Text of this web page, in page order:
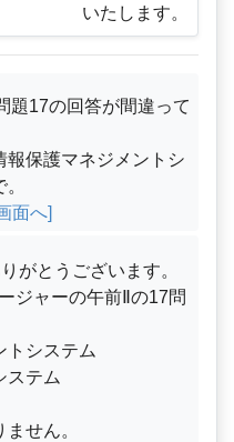
いたします。
17の回答が間違って
報保護マネジメントシ
面へ]
がとうございます。
ジャーの午前Ⅱの17問
トシステム
ステム
せん。